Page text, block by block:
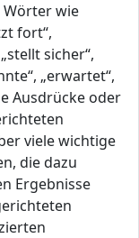
wie
fort“,
sicher“,
„erwartet“,
Ausdrücke oder
viele wichtige
die dazu
Ergebnisse